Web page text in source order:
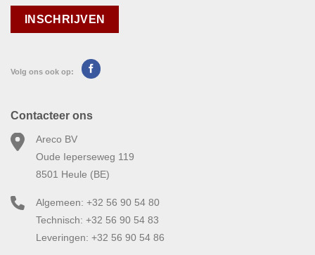
Volg ons ook op:
Contacteer ons
Areco BV
Oude Ieperseweg 119
8501 Heule (BE)
Algemeen: +32 56 90 54 80
Technisch: +32 56 90 54 83
Leveringen: +32 56 90 54 86